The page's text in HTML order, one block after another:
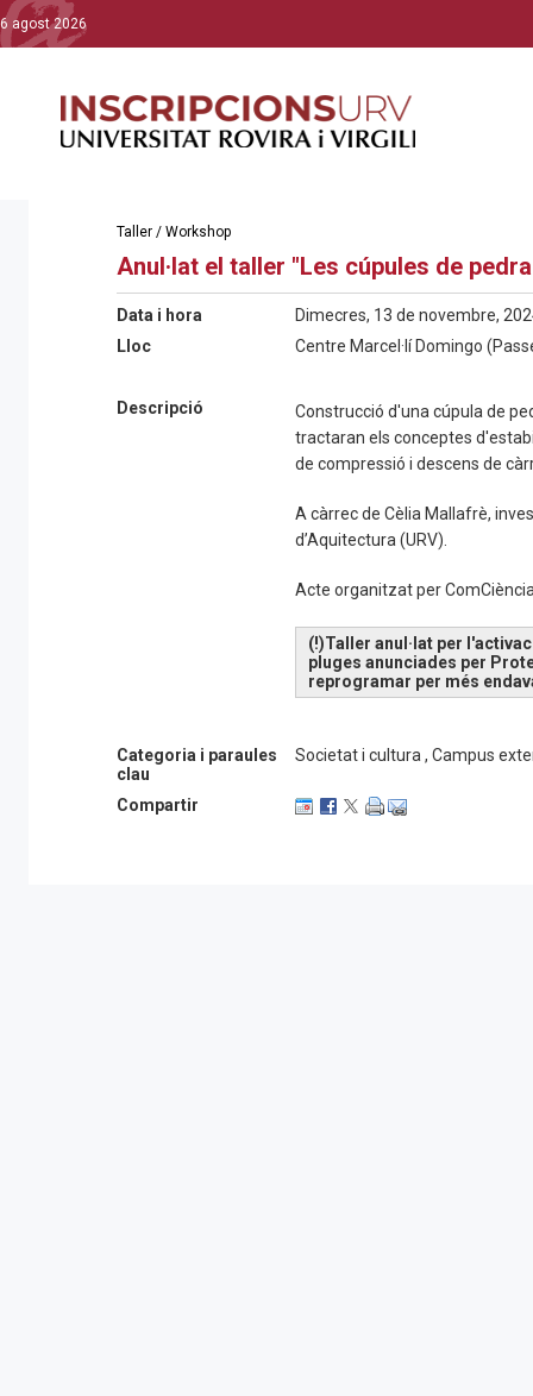
6 agost 2026
Taller / Workshop
Anul·lat el taller "Les cúpules de
Data i hora
Dimecres, 13 de novembre,
Lloc
Centre Marcel·lí Domingo
Descripció
Construcció d'una cúpula de
tractaran els conceptes
de compressió i descens de
A càrrec de Cèlia Mallafrè,
d’Aquitectura (URV).
Acte organitzat per
(!)Taller anul·lat per
pluges anunciades per
reprogramar per més
Categoria i paraules
clau
Societat i cultura , Campus
Compartir